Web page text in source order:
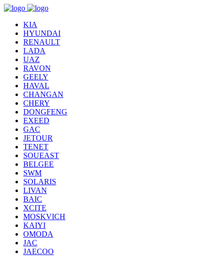
KIA
HYUNDAI
RENAULT
LADA
UAZ
RAVON
GEELY
HAVAL
CHANGAN
CHERY
DONGFENG
EXEED
GAC
JETOUR
TENET
SOUEAST
BELGEE
SWM
SOLARIS
LIVAN
BAIC
XCITE
MOSKVICH
KAIYI
OMODA
JAC
JAECOO